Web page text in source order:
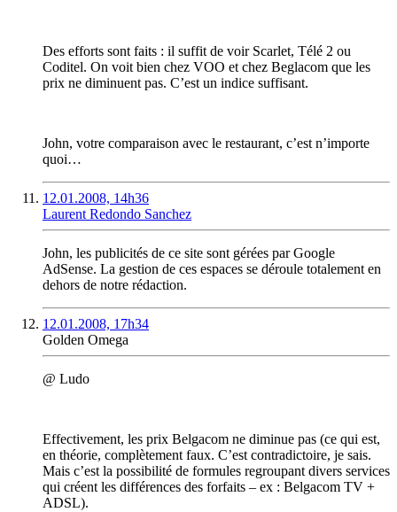
Des efforts sont faits : il suffit de voir Scarlet, Télé 2 ou
Coditel. On voit bien chez VOO et chez Beglacom que les
prix ne diminuent pas. C’est un indice suffisant.
John, votre comparaison avec le restaurant, c’est n’importe
quoi…
12.01.2008, 14h36
Laurent Redondo Sanchez
John, les publicités de ce site sont gérées par Google
AdSense. La gestion de ces espaces se déroule totalement en
dehors de notre rédaction.
12.01.2008, 17h34
Golden Omega
@ Ludo
Effectivement, les prix Belgacom ne diminue pas (ce qui est,
en théorie, complètement faux. C’est contradictoire, je sais.
Mais c’est la possibilité de formules regroupant divers services
qui créent les différences des forfaits – ex : Belgacom TV +
ADSL).